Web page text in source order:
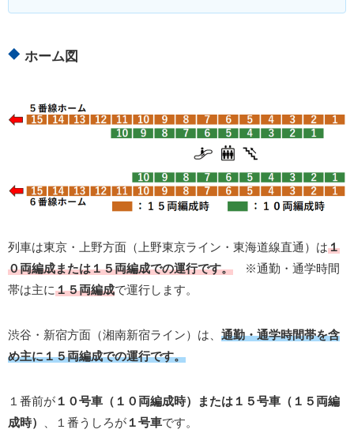
ホーム図
列車は東京・上野方面（上野東京ライン・東海道線直通）は１
０両編成または１５両編成での運行です。
※通勤・通学時間
帯は主に１５両編成で運行します。
渋谷・新宿方面（湘南新宿ライン）は、 通勤・通学時間帯を含
め主に１５両編成での運行です。
１番前が １０号車（１０両編成時）または１５号車（１５両編
成時）
、１番うしろが １号車です。